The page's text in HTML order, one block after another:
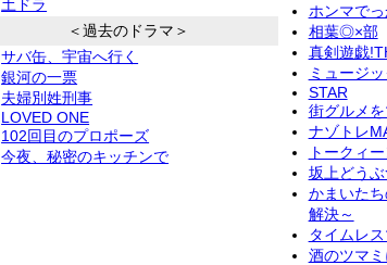
土ドラ
＜過去のドラマ＞
サバ缶、宇宙へ行く
銀河の一票
夫婦別姓刑事
LOVED ONE
102回目のプロポーズ
今夜、秘密のキッチンで
ホンマで
相葉◎×部
真剣遊戯
ミュージ
STAR
街グルメ
ナゾトレ
トークィ
坂上どうぶ
かまいた
解決～
タイムレ
酒のツマ